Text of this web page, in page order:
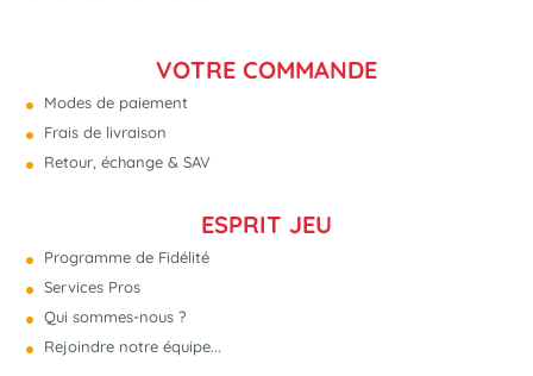
VOTRE COMMANDE
Modes de paiement
Frais de livraison
Retour, échange & SAV
ESPRIT JEU
Programme de Fidélité
Services Pros
Qui sommes-nous ?
Rejoindre notre équipe...